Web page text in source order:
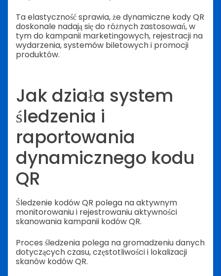
Ta elastyczność sprawia, że dynamiczne kody QR
doskonale nadają się do różnych zastosowań, w
tym do kampanii marketingowych, rejestracji na
wydarzenia, systemów biletowych i promocji
produktów.
Jak działa system
śledzenia i
raportowania
dynamicznego kodu
QR
Śledzenie kodów QR polega na aktywnym
monitorowaniu i rejestrowaniu aktywności
skanowania kampanii kodów QR.
Proces śledzenia polega na gromadzeniu danych
dotyczących czasu, częstotliwości i lokalizacji
skanów kodów QR.